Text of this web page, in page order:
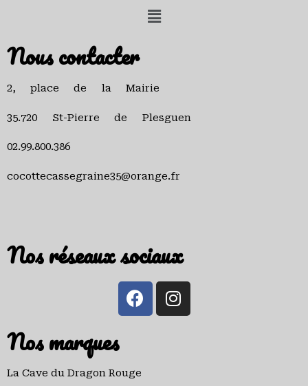
Nous contacter
2, place de la Mairie
35.720 St-Pierre de Plesguen
02.99.800.386
cocottecassegraine35@orange.fr
Nos réseaux sociaux
Nos marques
La Cave du Dragon Rouge